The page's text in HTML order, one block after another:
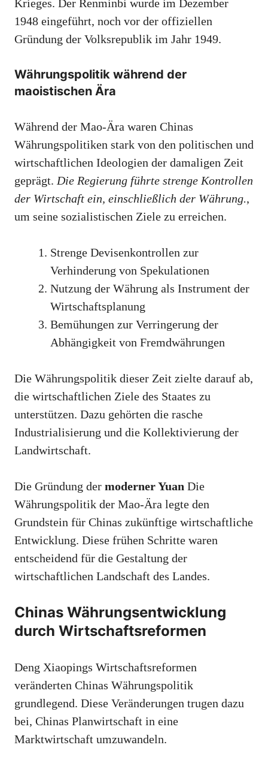
Krieges. Der Renminbi wurde im Dezember
1948 eingeführt, noch vor der offiziellen
Gründung der Volksrepublik im Jahr 1949.
Währungspolitik während der
maoistischen Ära
Während der Mao-Ära waren Chinas
Währungspolitiken stark von den politischen und
wirtschaftlichen Ideologien der damaligen Zeit
geprägt. Die Regierung führte strenge Kontrollen
der Wirtschaft ein, einschließlich der Währung.,
um seine sozialistischen Ziele zu erreichen.
Strenge Devisenkontrollen zur
Verhinderung von Spekulationen
Nutzung der Währung als Instrument der
Wirtschaftsplanung
Bemühungen zur Verringerung der
Abhängigkeit von Fremdwährungen
Die Währungspolitik dieser Zeit zielte darauf ab,
die wirtschaftlichen Ziele des Staates zu
unterstützen. Dazu gehörten die rasche
Industrialisierung und die Kollektivierung der
Landwirtschaft.
Die Gründung der moderner Yuan Die
Währungspolitik der Mao-Ära legte den
Grundstein für Chinas zukünftige wirtschaftliche
Entwicklung. Diese frühen Schritte waren
entscheidend für die Gestaltung der
wirtschaftlichen Landschaft des Landes.
Chinas Währungsentwicklung
durch Wirtschaftsreformen
Deng Xiaopings Wirtschaftsreformen
veränderten Chinas Währungspolitik
grundlegend. Diese Veränderungen trugen dazu
bei, Chinas Planwirtschaft in eine
Marktwirtschaft umzuwandeln.